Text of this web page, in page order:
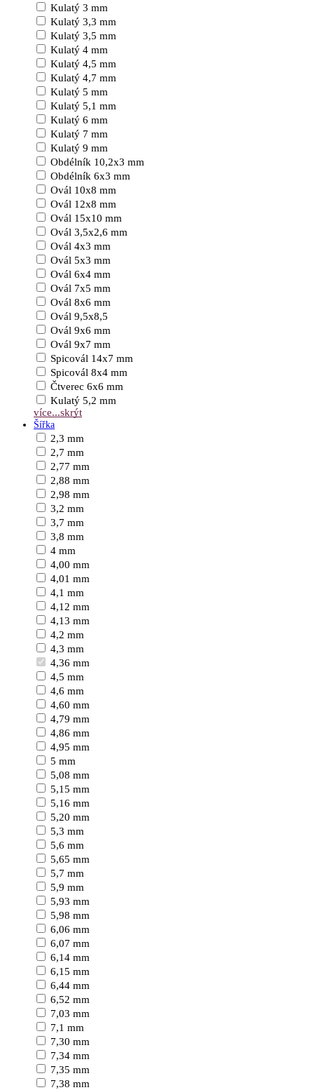
Kulatý 3 mm
Kulatý 3,3 mm
Kulatý 3,5 mm
Kulatý 4 mm
Kulatý 4,5 mm
Kulatý 4,7 mm
Kulatý 5 mm
Kulatý 5,1 mm
Kulatý 6 mm
Kulatý 7 mm
Kulatý 9 mm
Obdélník 10,2x3 mm
Obdélník 6x3 mm
Ovál 10x8 mm
Ovál 12x8 mm
Ovál 15x10 mm
Ovál 3,5x2,6 mm
Ovál 4x3 mm
Ovál 5x3 mm
Ovál 6x4 mm
Ovál 7x5 mm
Ovál 8x6 mm
Ovál 9,5x8,5
Ovál 9x6 mm
Ovál 9x7 mm
Spicovál 14x7 mm
Spicovál 8x4 mm
Čtverec 6x6 mm
Kulatý 5,2 mm
více...skrýt
Šířka
2,3 mm
2,7 mm
2,77 mm
2,88 mm
2,98 mm
3,2 mm
3,7 mm
3,8 mm
4 mm
4,00 mm
4,01 mm
4,1 mm
4,12 mm
4,13 mm
4,2 mm
4,3 mm
4,36 mm
4,5 mm
4,6 mm
4,60 mm
4,79 mm
4,86 mm
4,95 mm
5 mm
5,08 mm
5,15 mm
5,16 mm
5,20 mm
5,3 mm
5,6 mm
5,65 mm
5,7 mm
5,9 mm
5,93 mm
5,98 mm
6,06 mm
6,07 mm
6,14 mm
6,15 mm
6,44 mm
6,52 mm
7,03 mm
7,1 mm
7,30 mm
7,34 mm
7,35 mm
7,38 mm